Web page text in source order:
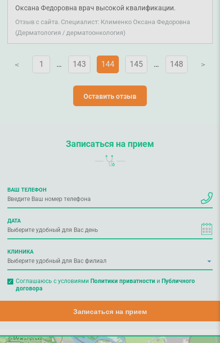
администратора, разобраться в ситуации, задать
позволили себе повысить тон общения и бросили
Оксана Федоровна врач высокой квалификации.
Отзыв с сайта. Специалист: Клименко Оксана Федоровна
(Дерматология / дерматоонкология)
V 1 … 143 144 145 … 148 V
Оставить отзыв
Записаться на прием
ВАШ ТЕЛЕФОН
ДАТА
КЛИНИКА
Соглашаюсь с условиями Политики приватностии Публичного
договора
Записаться на прием